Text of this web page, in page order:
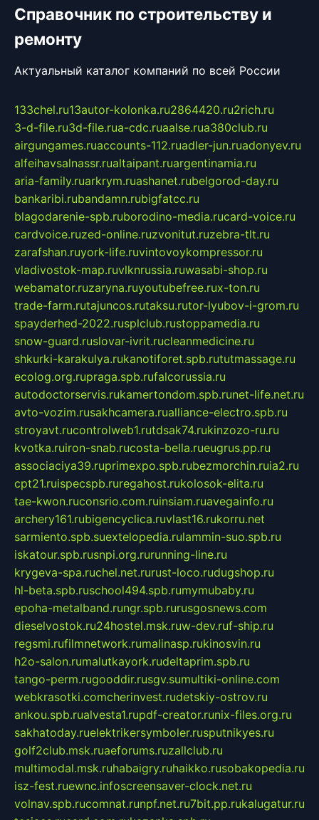
Справочник по строительству и
ремонту
Актуальный каталог компаний по всей России
133chel.ru13autor-kolonka.ru2864420.ru2rich.ru
3-d-file.ru3d-file.rua-cdc.ruaalse.rua380club.ru
airgungames.ruaccounts-112.ruadler-jun.ruadonyev.ru
alfeihavsalnassr.rualtaipant.ruargentinamia.ru
aria-family.ruarkrym.ruashanet.rubelgorod-day.ru
bankaribi.rubandamn.rubigfatcc.ru
blagodarenie-spb.ruborodino-media.rucard-voice.ru
cardvoice.ruzed-online.ruzvonitut.ruzebra-tlt.ru
zarafshan.ruyork-life.ruvintovoykompressor.ru
vladivostok-map.ruvlknrussia.ruwasabi-shop.ru
webamator.ruzaryna.ruyoutubefree.rux-ton.ru
trade-farm.rutajuncos.rutaksu.rutor-lyubov-i-grom.ru
spayderhed-2022.rusplclub.rustoppamedia.ru
snow-guard.ruslovar-ivrit.rucleanmedicine.ru
shkurki-karakulya.rukanotiforet.spb.rututmassage.ru
ecolog.org.rupraga.spb.rufalcorussia.ru
autodoctorservis.rukamertondom.spb.runet-life.net.ru
avto-vozim.rusakhcamera.rualliance-electro.spb.ru
stroyavt.rucontrolweb1.rutdsak74.rukinzozo-ru.ru
kvotka.ruiron-snab.rucosta-bella.rueugrus.pp.ru
associaciya39.ruprimexpo.spb.rubezmorchin.ruia2.ru
cpt21.ruispecspb.ruregahost.rukolosok-elita.ru
tae-kwon.ruconsrio.com.ruinsiam.ruavegainfo.ru
archery161.rubigencyclica.ruvlast16.rukorru.net
sarmiento.spb.suextelopedia.rulammin-suo.spb.ru
iskatour.spb.rusnpi.org.rurunning-line.ru
krygeva-spa.ruchel.net.rurust-loco.rudugshop.ru
hl-beta.spb.ruschool494.spb.rumymubaby.ru
epoha-metalband.rungr.spb.rurusgosnews.com
dieselvostok.ru24hostel.msk.ruw-dev.ruf-ship.ru
regsmi.rufilmnetwork.rumalinasp.rukinosvin.ru
h2o-salon.rumalutkayork.rudeltaprim.spb.ru
tango-perm.rugooddir.rusgv.sumultiki-online.com
webkrasotki.comcherinvest.rudetskiy-ostrov.ru
ankou.spb.rualvesta1.rupdf-creator.runix-files.org.ru
sakhatoday.ruelektrikersymboler.rusputnikyes.ru
golf2club.msk.ruaeforums.ruzallclub.ru
multimodal.msk.ruhabaigry.ruhaikko.rusobakopedia.ru
isz-fest.ruewnc.infoscreensaver-clock.net.ru
volnav.spb.rucomnat.runpf.net.ru7bit.pp.rukalugatur.ru